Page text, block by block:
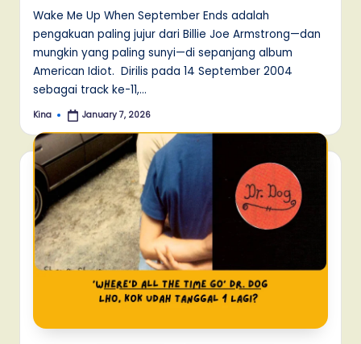
Wake Me Up When September Ends adalah
pengakuan paling jujur dari Billie Joe Armstrong—dan
mungkin yang paling sunyi—di sepanjang album
American Idiot. Dirilis pada 14 September 2004
sebagai track ke-11,…
Posted
Kina January 7, 2026